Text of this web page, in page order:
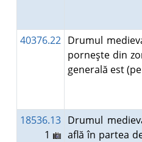
40376.22 Drumul
porneşte din
generală est
18536.13
1
Drumul
află în partea